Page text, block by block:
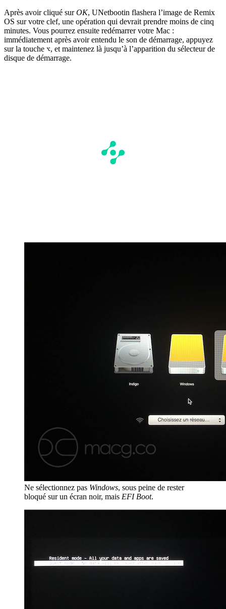
Après avoir cliqué surOK, UNetbootin flashera l’image de Remix
OS sur votre clef, une opération qui devrait prendre moins de cinq
minutes. Vous pourrez ensuite redémarrer votre Mac :
immédiatement après avoir entendu le son de démarrage, appuyez
sur la touche ⌥, et maintenez là jusqu’à l’apparition du sélecteur de
disque de démarrage.
Ne sélectionnez pas Windows, sous peine de rester
bloqué sur un écran noir, mais EFI Boot.